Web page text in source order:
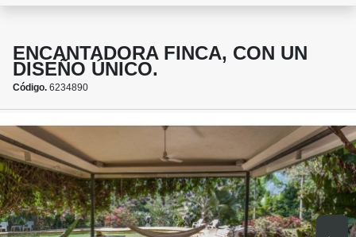
ENCANTADORA FINCA, CON UN
DISEÑO ÚNICO.
Código. 6234890